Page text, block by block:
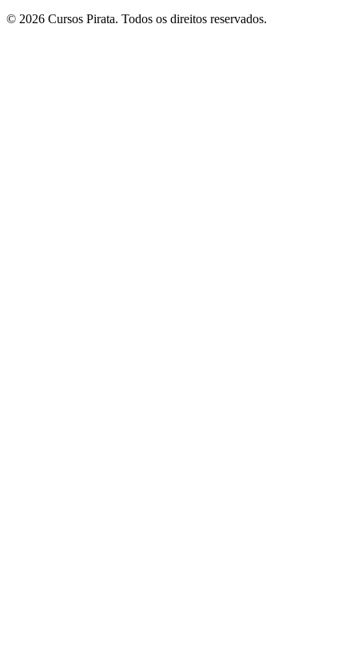
© 2026 Cursos Pirata. Todos os direitos reservados.